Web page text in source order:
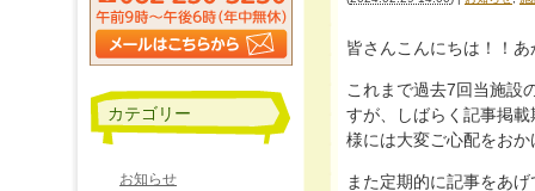
皆さんこんにちは！！
これまで過去7回当施設
すが、しばらく記事掲
様には大変ご心配をお
また定期的に記事をあ
カテゴリー
お知らせ